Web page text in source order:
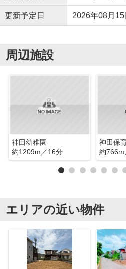
更新予定日 2026年08月15
周辺施設
神田幼稚園
約1209m／16分
神田保
約766m
エリアの近い物件